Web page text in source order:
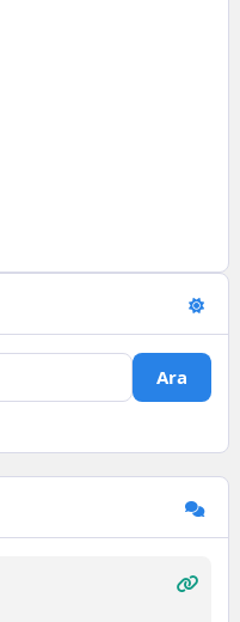
Ara